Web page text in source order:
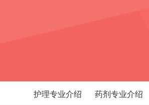
护理专业介绍 药剂专业介绍